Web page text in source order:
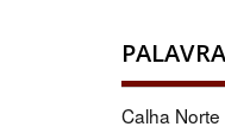
Calha Norte